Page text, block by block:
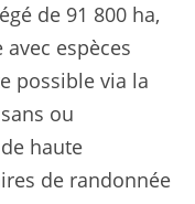
de 91 800 ha,
espèces
possible via la
ou
haute
de randonnée